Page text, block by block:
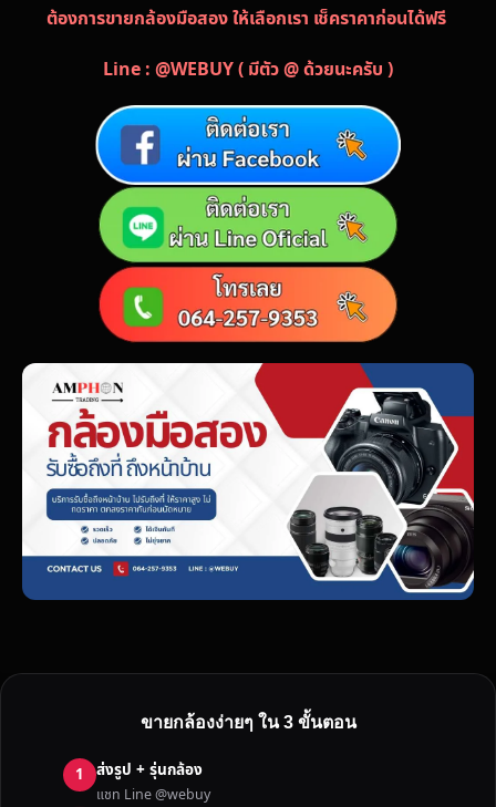
ต้องการขายกล้องมือสอง ให้เลือกเรา เช็คราคาก่อนได้ฟรี
Line : @WEBUY ( มีตัว @ ด้วยนะครับ )
ขายกล้องง่ายๆ ใน 3 ขั้นตอน
1 ส่งรูป + รุ่นกล้อง
แชท Line @webuy